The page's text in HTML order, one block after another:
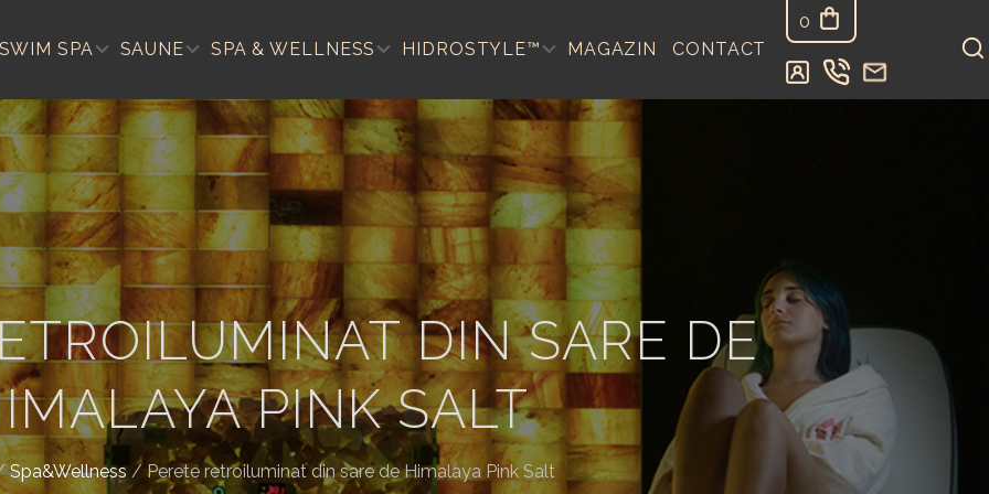
SWIM SPA SAUNE SPA & WELLNESS HIDROSTYLE™ MAGAZIN CONTACT
0
DIN SARE DE
PINK SALT
Spa&Wellness/ Perete retroiluminat din sare de Himalaya Pink Salt